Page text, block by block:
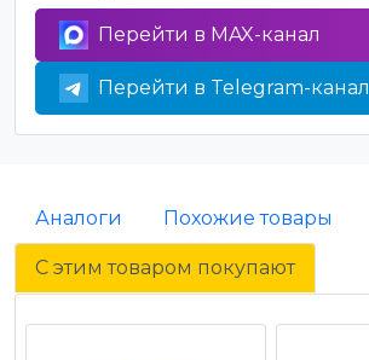
Перейти в MAX-канал
Перейти в Telegram-канал
Аналоги Похожие товары
С этим товаром покупают